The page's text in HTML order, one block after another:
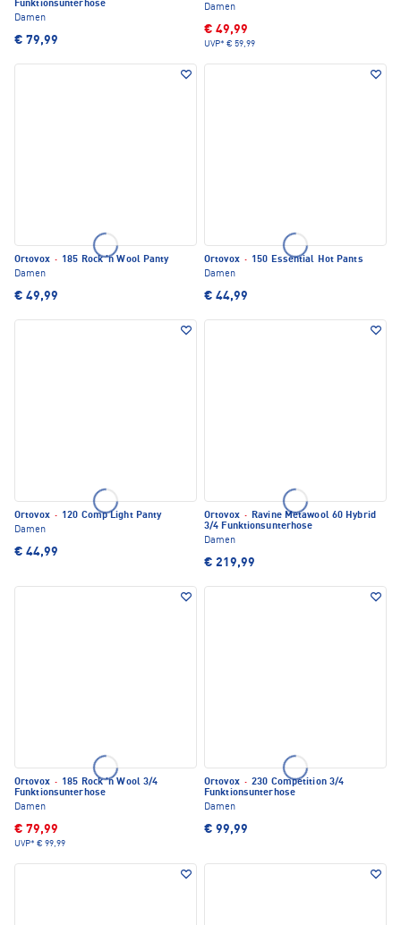
Funktionsunterhose
Damen
€ 79,99
Damen
€ 49,99
UVP* € 59,99
Ortovox · 185 Rock 'n Wool Panty
Damen
€ 49,99
Ortovox · 150 Essential Hot Pants
Damen
€ 44,99
Ortovox · 120 Comp Light Panty
Damen
€ 44,99
Ortovox · Ravine Metawool 60 Hybrid
3/4 Funktionsunterhose
Damen
€ 219,99
Ortovox · 185 Rock 'n Wool 3/4
Funktionsunterhose
Damen
€ 79,99
UVP* € 99,99
Ortovox · 230 Competition 3/4
Funktionsunterhose
Damen
€ 99,99